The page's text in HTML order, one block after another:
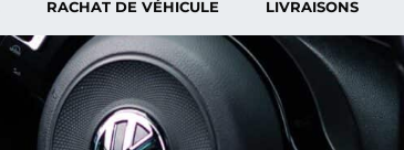
RACHAT DE VÉHICULE LIVRAISONS